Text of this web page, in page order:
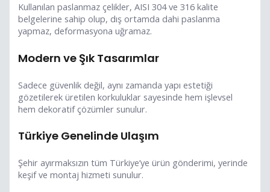
Kullanılan paslanmaz çelikler, AISI 304 ve 316 kalite
belgelerine sahip olup, dış ortamda dahi paslanma
yapmaz, deformasyona uğramaz.
Modern ve Şık Tasarımlar
Sadece güvenlik değil, aynı zamanda yapı estetiği
gözetilerek üretilen korkuluklar sayesinde hem işlevsel
hem dekoratif çözümler sunulur.
Türkiye Genelinde Ulaşım
Şehir ayırmaksızın tüm Türkiye’ye ürün gönderimi, yerinde
keşif ve montaj hizmeti sunulur.